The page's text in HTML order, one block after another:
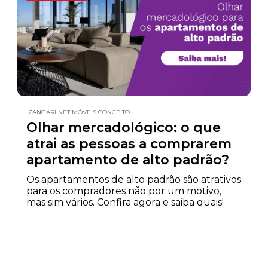
ZANGARI NETIMÓVEIS CONCEITO
Olhar mercadológico: o que
atrai as pessoas a comprarem
apartamento de alto padrão?
Os apartamentos de alto padrão são atrativos
para os compradores não por um motivo,
mas sim vários. Confira agora e saiba quais!